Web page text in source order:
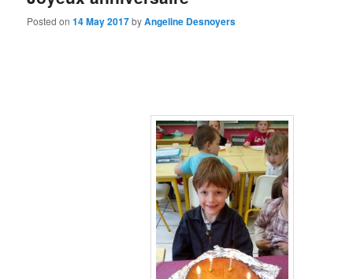
Posted on14 May 2017byAngeline Desnoyers